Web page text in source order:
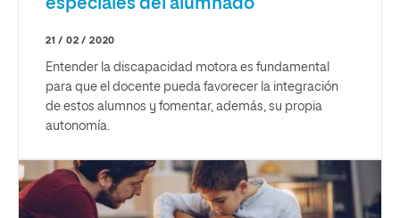
especiales del alumnado
21 / 02 / 2020
Entender la discapacidad motora es fundamental
para que el docente pueda favorecer la integración
de estos alumnos y fomentar, además, su propia
autonomía.